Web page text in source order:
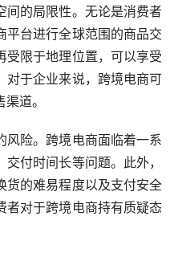
间的局限性。无论是消费者
平台进行全球范围的商品交
受限于地理位置，可以享受
对于企业来说，跨境电商可
道。
风险。跨境电商面临着一系
付时间长等问题。此外，
货的难易程度以及支付安全
者对于跨境电商持有质疑态